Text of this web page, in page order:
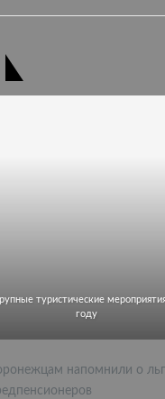
туристические
году
напомнили о